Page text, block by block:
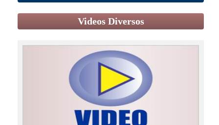
Videos Diversos